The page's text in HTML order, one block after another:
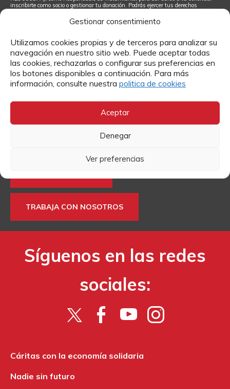
Gestionar consentimiento
Utilizamos cookies propias y de terceros para analizar su
navegación en nuestro sitio web. Puede aceptar todas
las cookies, rechazarlas o configurar sus preferencias en
los botones disponibles a continuación. Para más
información, consulte nuestra politica de cookies
Aceptar
Denegar
Ver preferencias
inscribirte como socio o gestionar tu donación. Podrás ejercer tus derechos
donación no se realizan devoluciones. Leer más.
Contacto
Si quieres más información sobre algún tema o enviarnos
tu currículum para trabajar en Cáritas, puedes hacerlo a
TRABAJA CON NOSOTROS
Síguenos en las redes
sociales:
Cáritas con la economía solidaria
Nadie sin futuro